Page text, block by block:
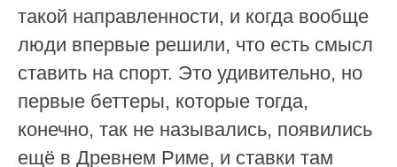
такой направленности, и когда вообще
люди впервые решили, что есть смысл
ставить на спорт. Это удивительно, но
первые беттеры, которые тогда,
конечно, так не назывались, появились
ещё в Древнем Риме, и ставки там